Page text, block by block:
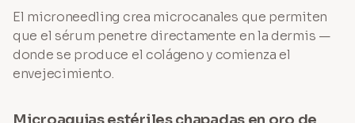
El microneedling crea microcanales que permiten
que el sérum penetre directamente en la dermis —
donde se produce el colágeno y comienza el
envejecimiento.